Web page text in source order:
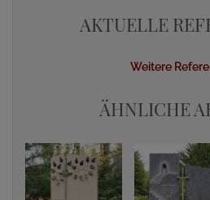
AKTUELLE
Weitere
ÄHNLICHE